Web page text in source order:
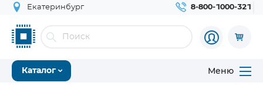
Екатеринбург 8-800-1000-321
Каталог Меню